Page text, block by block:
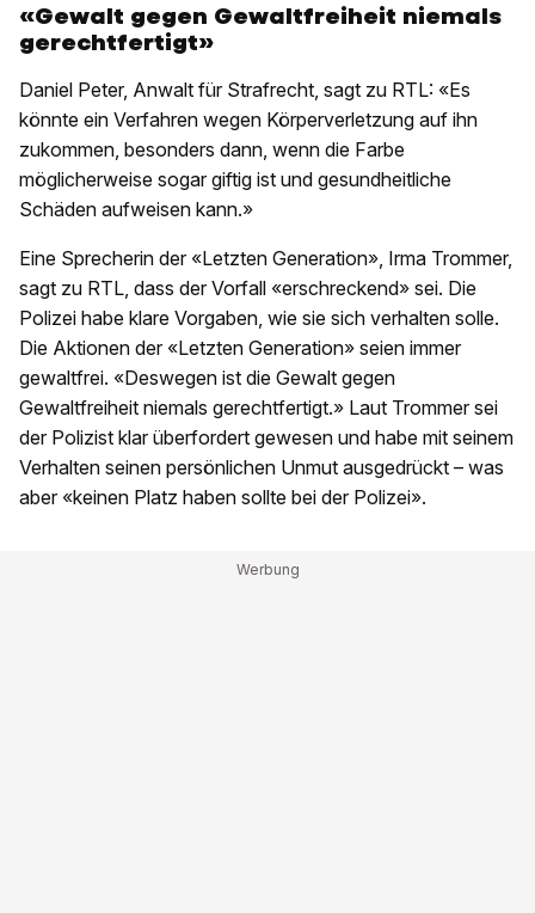
«Gewalt gegen Gewaltfreiheit niemals
gerechtfertigt»
Daniel Peter, Anwalt für Strafrecht, sagt zu RTL: «Es
könnte ein Verfahren wegen Körperverletzung auf ihn
zukommen, besonders dann, wenn die Farbe
möglicherweise sogar giftig ist und gesundheitliche
Schäden aufweisen kann.»
Eine Sprecherin der «Letzten Generation», Irma Trommer,
sagt zu RTL, dass der Vorfall «erschreckend» sei. Die
Polizei habe klare Vorgaben, wie sie sich verhalten solle.
Die Aktionen der «Letzten Generation» seien immer
gewaltfrei. «Deswegen ist die Gewalt gegen
Gewaltfreiheit niemals gerechtfertigt.» Laut Trommer sei
der Polizist klar überfordert gewesen und habe mit seinem
Verhalten seinen persönlichen Unmut ausgedrückt – was
aber «keinen Platz haben sollte bei der Polizei».